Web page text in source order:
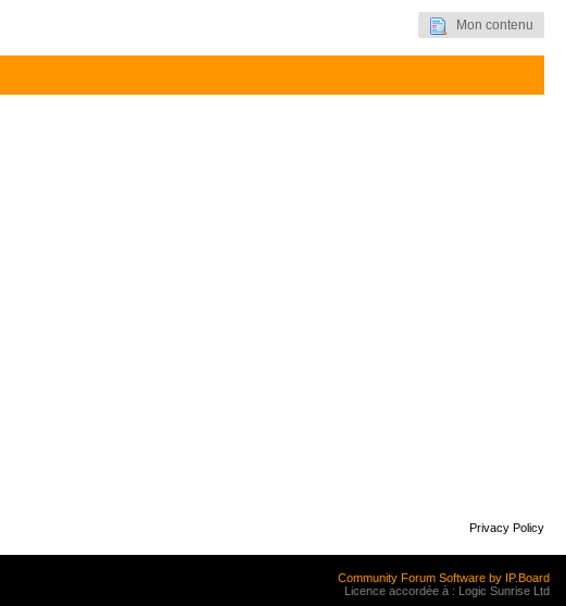
Mon contenu
Privacy Policy
Community Forum Software by IP.Board
Licence accordée à : Logic Sunrise Ltd